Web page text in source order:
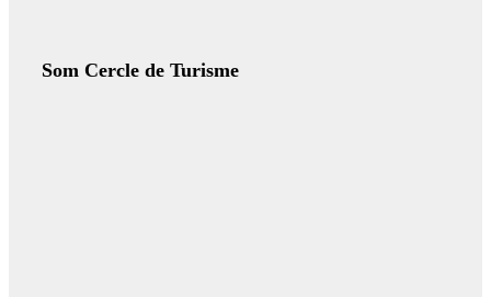
Som Cercle de Turisme